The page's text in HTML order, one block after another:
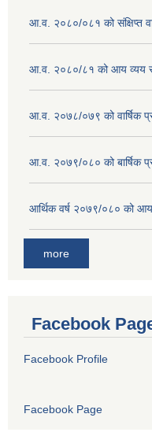
आ.व. २०८०/०८१ को संक्षिप्त
आ.व. २०८०/८१ को आय व्यय
आ.व. २०७८/०७९ को वार्षिक
आ.व. २०७९/०८० को बार्षिक
आर्थिक वर्ष २०७९/०८० को
more
Facebook
Facebook Profile
Facebook Page